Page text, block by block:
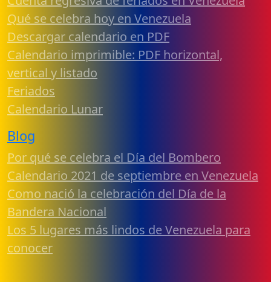
Qué se celebra hoy en Venezuela
Descargar calendario en PDF
Calendario imprimible: PDF horizontal,
vertical y listado
Feriados
Calendario Lunar
Blog
Por qué se celebra el Día del Bombero
Calendario 2021 de septiembre en Venezuela
Como nació la celebración del Día de la
Bandera Nacional
Los 5 lugares más lindos de Venezuela para
conocer